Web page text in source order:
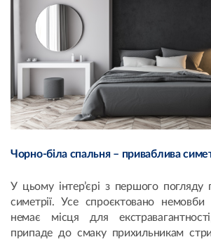
Чорно-біла спальня – приваблива
У цьому інтер’єрі з першого
симетрії. Усе спроєктовано немовби
немає місця для
припаде до смаку прихильникам